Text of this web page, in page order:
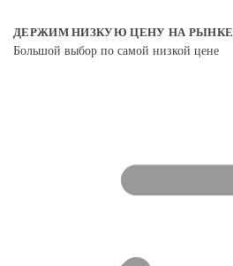
ДЕРЖИМ НИЗКУЮ ЦЕНУ НА РЫНКЕ
Большой выбор по самой низкой цене